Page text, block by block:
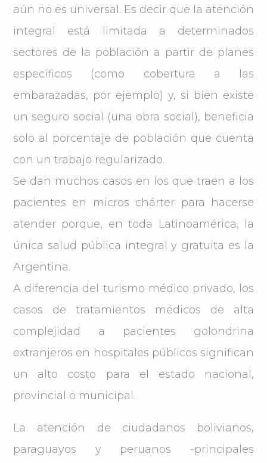
aún no es universal. Es decir que la atención
integral está limitada a determinados
sectores de la población a partir de planes
específicos (como cobertura a las
embarazadas, por ejemplo) y, si bien existe
un seguro social (una obra social), beneficia
solo al porcentaje de población que cuenta
con un trabajo regularizado.
Se dan muchos casos en los que traen a los
pacientes en micros chárter para hacerse
atender porque, en toda Latinoamérica, la
única salud pública integral y gratuita es la
Argentina.
A diferencia del turismo médico privado, los
casos de tratamientos médicos de alta
complejidad a pacientes golondrina
extranjeros en hospitales públicos significan
un alto costo para el estado nacional,
provincial o municipal.
La atención de ciudadanos bolivianos,
paraguayos y peruanos -principales